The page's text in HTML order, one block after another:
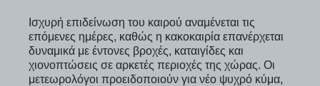
Ισχυρή επιδείνωση του καιρού αναμένεται τις
επόμενες ημέρες, καθώς η κακοκαιρία επανέρχεται
δυναμικά με έντονες βροχές, καταιγίδες και
χιονοπτώσεις σε αρκετές περιοχές της χώρας. Οι
μετεωρολόγοι προειδοποιούν για νέο ψυχρό κύμα,